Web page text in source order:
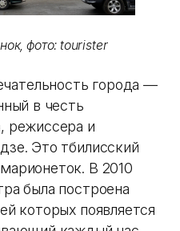
фото: tourister
города —
в честь
режиссера и
Это тбилисский
В 2010
была построена
которых появляется